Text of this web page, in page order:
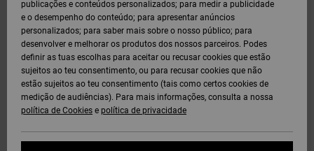
publicações e conteúdos personalizados; para medir a publicidade
e o desempenho do conteúdo; para apresentar anúncios
personalizados; para saber mais sobre o nosso público; para
desenvolver e melhorar os produtos dos nossos parceiros. Podes
definir as tuas escolhas para aceitar ou recusar cookies que estão
sujeitos ao teu consentimento, ou para recusar cookies que não
estão sujeitos ao teu consentimento (tais como certos cookies de
medição de audiências). Para mais informações, consulta a nossa
política de Cookies e política de privacidade